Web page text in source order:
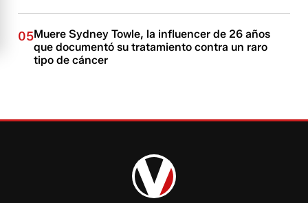
05Muere Sydney Towle, la influencer de 26 años
que documentó su tratamiento contra un raro
tipo de cáncer